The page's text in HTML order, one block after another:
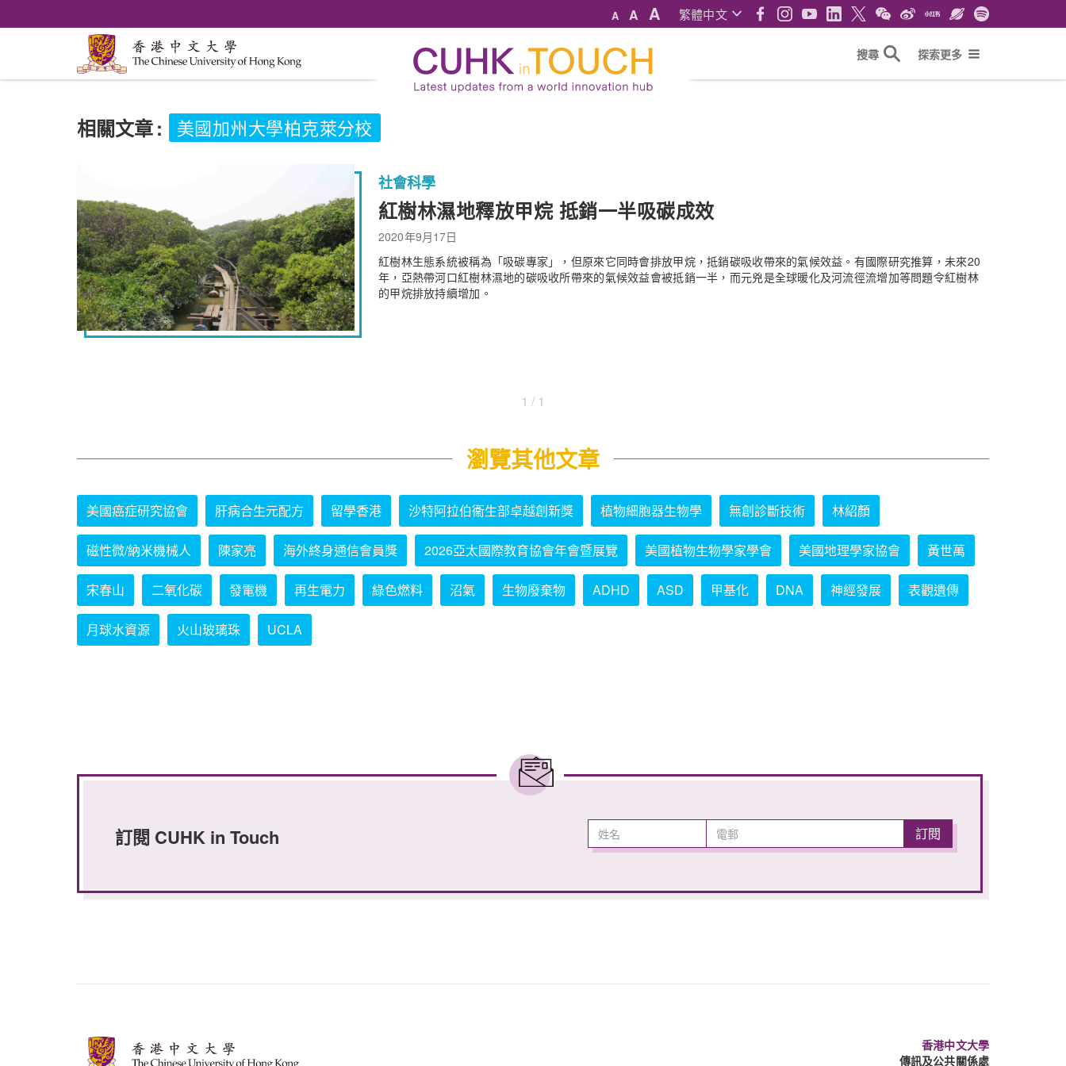
A A A 繁體中文
搜尋 探索更多
相關文章: 美國加州大學柏克萊分校
社會科學
紅樹林濕地釋放甲烷 抵銷一半吸碳成效
2020年9月17日
紅樹林生態系統被稱為「吸碳專家」，但原來它同時會排放甲烷，抵銷碳吸收帶來的氣候效益。有國際研究推算，未來20
年，亞熱帶河口紅樹林濕地的碳吸收所帶來的氣候效益會被抵銷一半，而元兇是全球暖化及河流徑流增加等問題令紅樹林
的甲烷排放持續增加。
1 / 1
瀏覽其他文章
美國癌症研究協會 肝病合生元配方 留學香港 沙特阿拉伯衞生部卓越創新獎 植物細胞器生物學 無創診斷技術 林紹顏
磁性微/納米機械人 陳家亮 海外終身通信會員獎 2026亞太國際教育協會年會暨展覽 美國植物生物學家學會 美國地理學家協會 黃世萬
宋春山 二氧化碳 發電機 再生電力 綠色燃料 沼氣 生物廢棄物 ADHD ASD 甲基化 DNA 神經發展 表觀遺傳
月球水資源 火山玻璃珠 UCLA
訂閱 CUHK in Touch
香港中文大學
傳訊及公共關係處